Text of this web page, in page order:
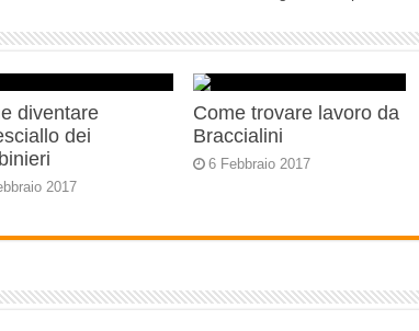
diventare
dei
2017
Come trovare lavoro da
Braccialini
6 Febbraio 2017